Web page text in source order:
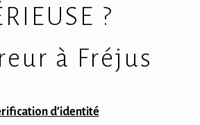
?
à Fréjus
d’identité